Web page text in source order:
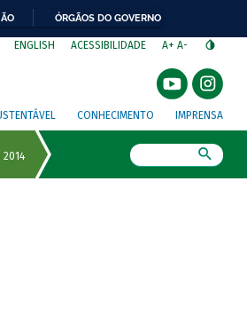
ÓRGÃOS DO GOVERNO
ENGLISH ACESSIBILIDADE A+ A-
CONHECIMENTO IMPRENSA